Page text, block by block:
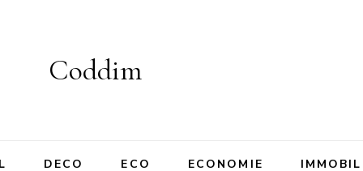
Coddim
DECO ECO ECONOMIE